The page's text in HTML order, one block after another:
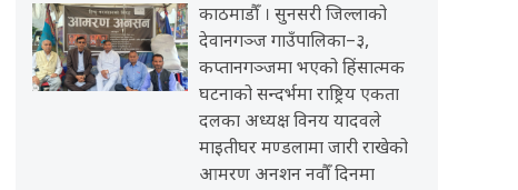
काठमाडौँ । सुनसरी जिल्लाको
देवानगञ्ज गाउँपालिका–३,
कप्तानगञ्जमा भएको हिंसात्मक
घटनाको सन्दर्भमा राष्ट्रिय एकता
दलका अध्यक्ष विनय यादवले
माइतीघर मण्डलामा जारी राखेको
आमरण अनशन नवौँ दिनमा